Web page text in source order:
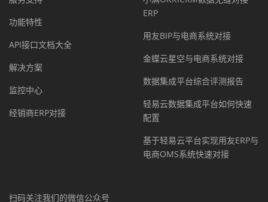
功能特性
API接口文档大全
解决方案
监控中心
经销商ERP对接
ERP
用友BIP与电商系统对接
金蝶云星空与电商系统对接
数据集成平台综合评测报告
轻易云数据集成平台如何快速
配置
基于轻易云平台实现用友ERP与
电商OMS系统快速对接
扫码关注我们的微信公众号